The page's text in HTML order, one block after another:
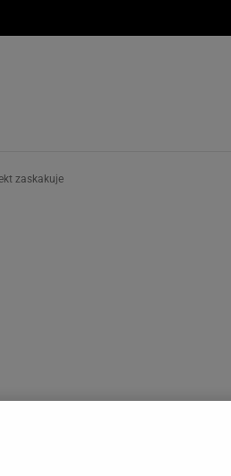
zaskakuje